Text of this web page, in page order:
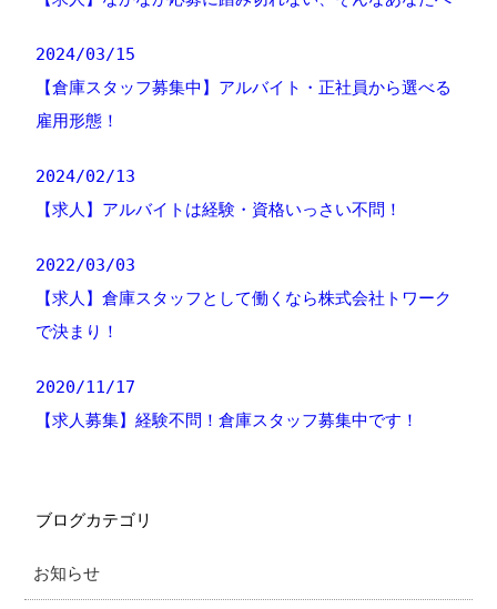
2024/03/15
【倉庫スタッフ募集中】アルバイト・正社員から選べる
雇用形態！
2024/02/13
【求人】アルバイトは経験・資格いっさい不問！
2022/03/03
【求人】倉庫スタッフとして働くなら株式会社トワーク
で決まり！
2020/11/17
【求人募集】経験不問！倉庫スタッフ募集中です！
ブログカテゴリ
お知らせ